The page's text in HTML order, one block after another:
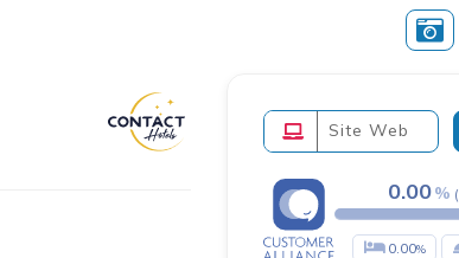
Site Web
0.00 (
0.00